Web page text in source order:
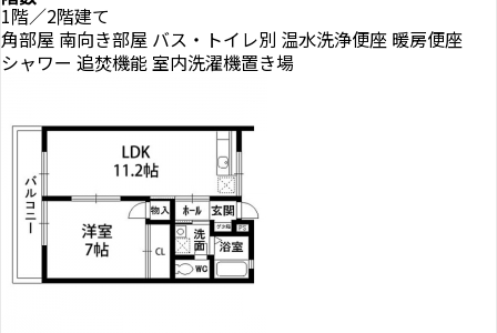
1階／2階建て
角部屋 南向き部屋 バス・トイレ別 温水洗浄便座 暖房便座
シャワー 追焚機能 室内洗濯機置き場